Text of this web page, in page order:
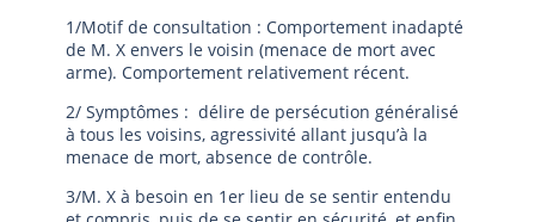
1/Motif de consultation : Comportement inadapté
de M. X envers le voisin (menace de mort avec
arme). Comportement relativement récent.
2/ Symptômes : délire de persécution généralisé
à tous les voisins, agressivité allant jusqu’à la
menace de mort, absence de contrôle.
3/M. X à besoin en 1er lieu de se sentir entendu